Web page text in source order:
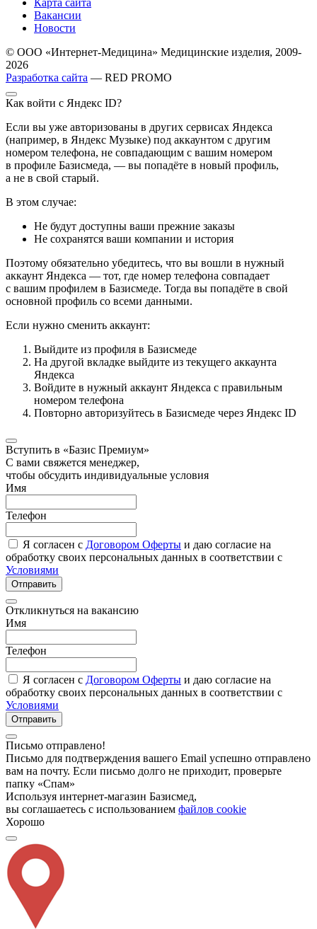
Вакансии
Новости
© ООО «Интернет-Медицина» Медицинские изделия, 2009-
2026
Разработка сайта — RED PROMO
Как войти с Яндекс ID?
Если вы уже авторизованы в других сервисах Яндекса
(например, в Яндекс Музыке) под аккаунтом с другим
номером телефона, не совпадающим с вашим номером
в профиле Базисмеда, — вы попадёте в новый профиль,
а не в свой старый.
В этом случае:
Не будут доступны ваши прежние заказы
Не сохранятся ваши компании и история
Поэтому обязательно убедитесь, что вы вошли в нужный
аккаунт Яндекса — тот, где номер телефона совпадает
с вашим профилем в Базисмеде. Тогда вы попадёте в свой
основной профиль со всеми данными.
Если нужно сменить аккаунт:
Выйдите из профиля в Базисмеде
На другой вкладке выйдите из текущего аккаунта
Яндекса
Войдите в нужный аккаунт Яндекса с правильным
номером телефона
Повторно авторизуйтесь в Базисмеде через Яндекс ID
Вступить в «Базис Премиум»
С вами свяжется менеджер,
чтобы обсудить индивидуальные условия
Имя
Телефон
Я согласен с Договором Оферты и даю согласие на
обработку своих персональных данных в соответствии с
Условиями
Отправить
Откликнуться на вакансию
Имя
Телефон
Я согласен с Договором Оферты и даю согласие на
обработку своих персональных данных в соответствии с
Условиями
Отправить
Письмо отправлено!
Письмо для подтверждения вашего Email успешно отправлено
вам на почту. Если письмо долго не приходит, проверьте
папку «Спам»
Используя интернет-магазин Базисмед,
вы соглашаетесь с использованием файлов cookie
Хорошо